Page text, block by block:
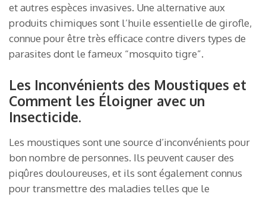
et autres espèces invasives. Une alternative aux
produits chimiques sont l’huile essentielle de girofle,
connue pour être très efficace contre divers types de
parasites dont le fameux “mosquito tigre”.
Les Inconvénients des Moustiques et
Comment les Éloigner avec un
Insecticide.
Les moustiques sont une source d’inconvénients pour
bon nombre de personnes. Ils peuvent causer des
piqûres douloureuses, et ils sont également connus
pour transmettre des maladies telles que le